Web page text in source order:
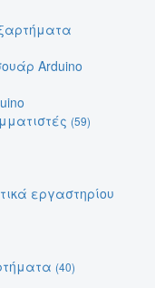
Arduino
(59)
εργαστηρίου
(40)